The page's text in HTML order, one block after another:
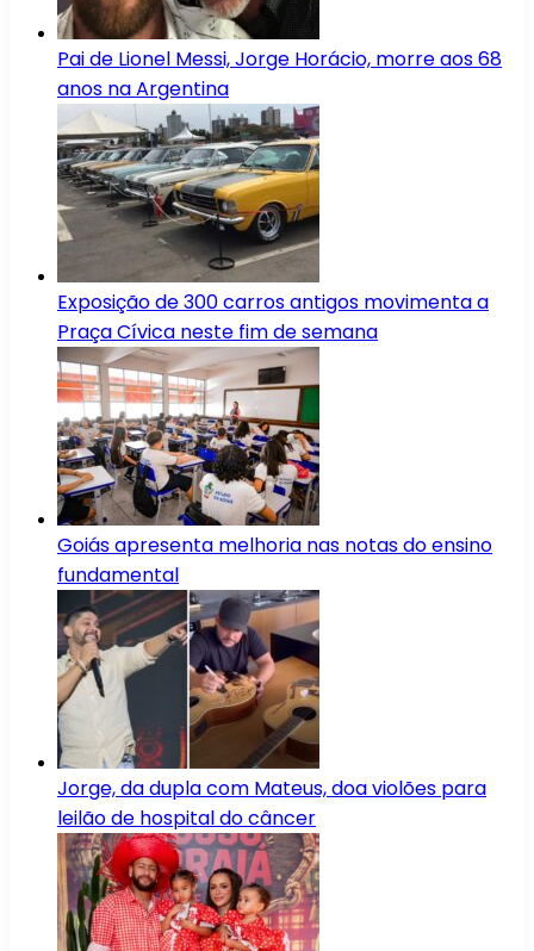
Pai de Lionel Messi, Jorge Horácio, morre aos 68
anos na Argentina
Exposição de 300 carros antigos movimenta a
Praça Cívica neste fim de semana
Goiás apresenta melhoria nas notas do ensino
fundamental
Jorge, da dupla com Mateus, doa violões para
leilão de hospital do câncer